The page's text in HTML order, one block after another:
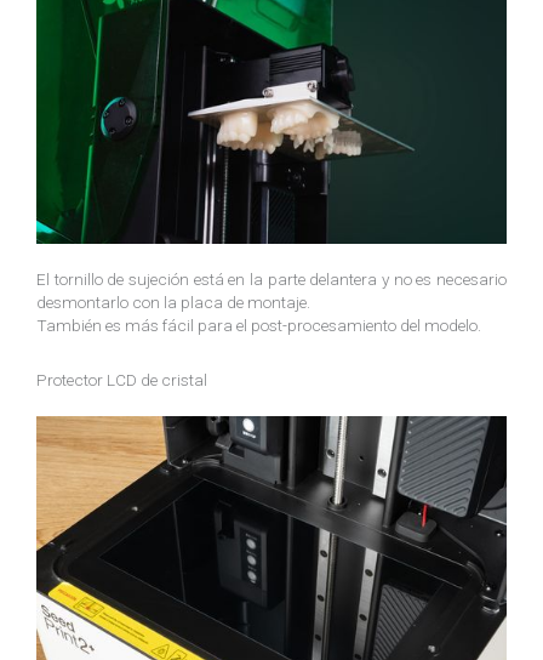
El tornillo de sujeción está en la parte delantera y no es necesario
desmontarlo con la placa de montaje.
También es más fácil para el post-procesamiento del modelo.
Protector LCD de cristal